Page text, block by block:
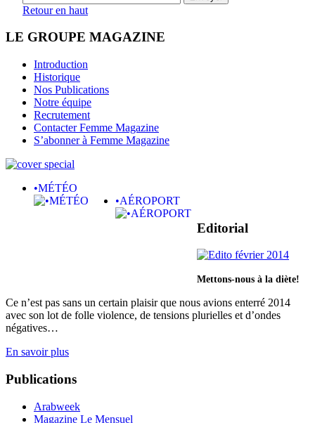
Retour en haut
LE GROUPE MAGAZINE
Introduction
Historique
Nos Publications
Notre équipe
Recrutement
Contacter Femme Magazine
S’abonner à Femme Magazine
•MÉTÉO
•AÉROPORT
Editorial
Mettons-nous à la diète!
Ce n’est pas sans un certain plaisir que nous avions enterré 2014
avec son lot de folle violence, de tensions plurielles et d’ondes
négatives…
En savoir plus
Publications
Arabweek
Magazine Le Mensuel